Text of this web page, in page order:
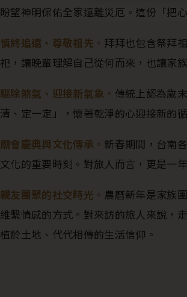
盼望神明保佑全家遠離災厄。這份「把
慎終追遠、尊敬祖先。 拜拜也包含祭拜
祀，讓晚輩理解自己從何而來，也讓家
驅除煞氣、迎接新氣象。 傳統上認為歲
清、定一定」，懷著乾淨的心迎接新的循
廟會慶典與文化傳承。 新春期間，台南
文化的重要時刻。對旅人而言，更是一
親友團聚的社交時光。 農曆新年是家族
維繫情感的方式。對來訪的旅人來說，
植於土地、代代相傳的生活信仰。